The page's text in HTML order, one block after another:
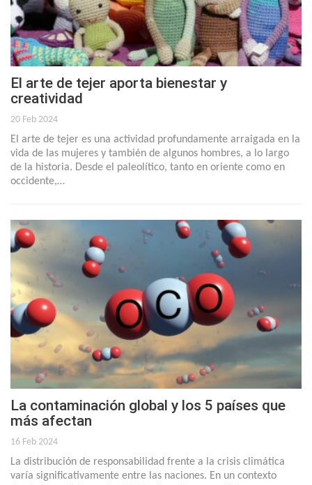
El arte de tejer aporta bienestar y
creatividad
20 Feb 2024
El arte de tejer es una actividad profundamente arraigada en la
vida de las mujeres y también de algunos hombres, a lo largo
de la historia. Desde el paleolítico, tanto en oriente como en
occidente,…
La contaminación global y los 5 países que
más afectan
16 Feb 2024
La distribución de responsabilidad frente a la crisis climática
varía significativamente entre las naciones. En un contexto